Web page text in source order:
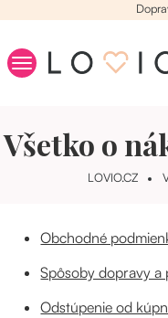
Všetko o
LOVIO.CZ
Obchodné
Spôsoby dopravy a
Odstúpenie od